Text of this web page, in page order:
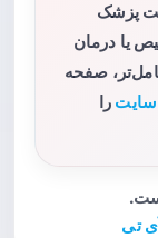
پزشک
یا درمان
صفحه
را
تی